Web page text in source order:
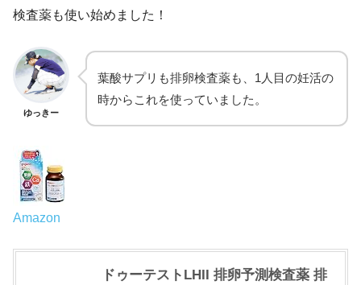
検査薬も使い始めました！
ゆっきー
葉酸サプリも排卵検査薬も、1人目の妊活の
時からこれを使っていました。
Amazon
ドゥーテストLHII 排卵予測検査薬 排